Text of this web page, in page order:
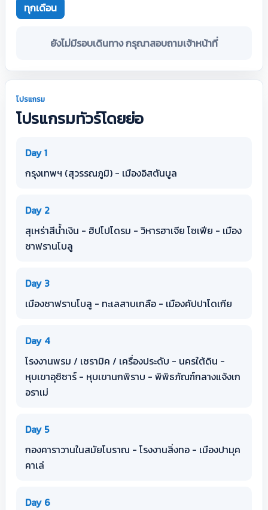
ทุกเดือน
ยังไม่มีรอบเดินทาง กรุณาสอบถามเจ้าหน้าที่
โปรแกรม
โปรแกรมทัวร์โดยย่อ
Day 1
กรุงเทพฯ (สุวรรณภูมิ) - เมืองอิสตันบูล
Day 2
สุเหร่าสีน้ำเงิน - ฮิปโปโดรม - วิหารฮาเจีย โซเฟีย - เมือง
ซาฟรานโบลู
Day 3
เมืองซาฟรานโบลู - ทะเลสาบเกลือ - เมืองคัปปาโดเกีย
Day 4
โรงงานพรม / เซรามิค / เครื่องประดับ - นครใต้ดิน -
หุบเขาอุซิซาร์ - หุบเขานกพิราบ - พิพิธภัณฑ์กลางแจ้งเก
อราเม่
Day 5
กองคาราวานในสมัยโบราณ - โรงงานสิ่งทอ - เมืองปามุค
คาเล่
Day 6